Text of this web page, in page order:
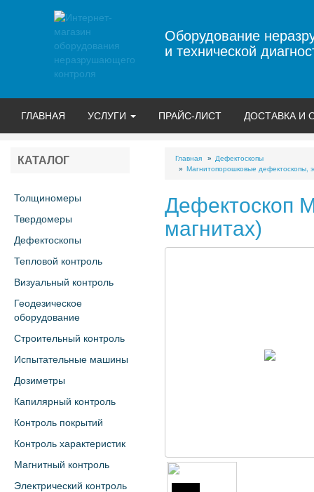
Оборудование
и технической
ГЛАВНАЯ УСЛУГИ ПРАЙС-ЛИСТ ДОСТАВКА И
КАТАЛОГ
Толщиномеры
Твердомеры
Дефектоскопы
Тепловой контроль
Визуальный контроль
Геодезическое
оборудование
Строительный контроль
Испытательные машины
Дозиметры
Капилярный контроль
Контроль покрытий
Контроль характеристик
Магнитный контроль
Электрический контроль
Главная
Дефектоскопы
Магнитопорошковые дефектоскопы,
Дефектоскоп
магнитах)